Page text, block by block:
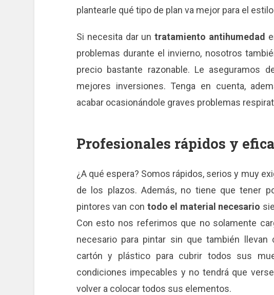
plantearle qué tipo de plan va mejor para el
Si necesita dar untratamiento antihumedad
problemas durante el invierno, nosotros
precio bastante razonable. Le aseguramos
mejores inversiones. Tenga en cuenta,
acabar ocasionándole graves problemas
Profesionales rápidos y
¿A qué espera? Somos rápidos, serios y muy
de los plazos. Además, no tiene que tener
pintores van con todo el material necesario
Con esto nos referimos que no solamente
necesario para pintar sin que también llevan
cartón y plástico para cubrir todos sus
condiciones impecables y no tendrá que
volver a colocar todos sus elementos.